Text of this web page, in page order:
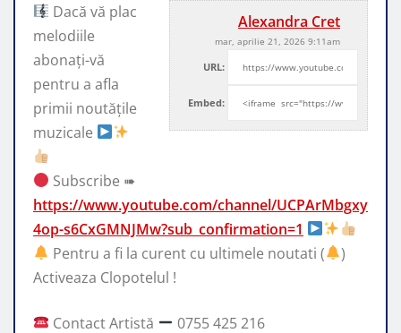
Alexandra Cret
mar, aprilie 21, 2026 9:11am
URL:
Embed:
Dacă vă plac
melodiile
abonați-vă
pentru a afla
primii noutățile
muzicale
Subscribe ➠
https://www.youtube.com/channel/UCPArMbgxy
4op-s6CxGMNJMw?sub_confirmation=1
Pentru a fi la curent cu ultimele noutati (
)
Activeaza Clopotelul !
Contact Artistă
0755 425 216